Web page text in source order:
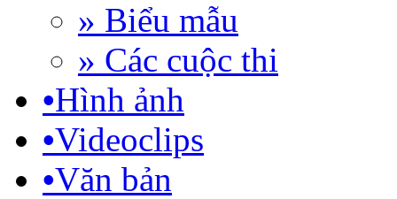
» Biểu mẫu
» Các cuộc thi
•Hình ảnh
•Videoclips
•Văn bản